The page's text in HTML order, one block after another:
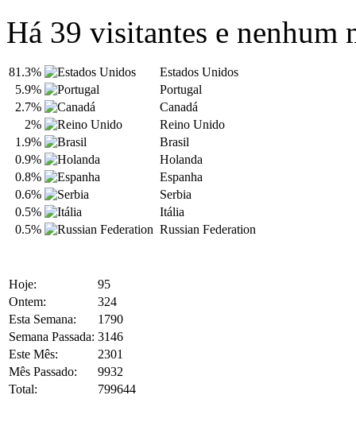
Há 39 visitantes e nenhum
81.3%
Estados Unidos
5.9%
Portugal
2.7%
Canadá
2%
Reino Unido
1.9%
Brasil
0.9%
Holanda
0.8%
Espanha
0.6%
Serbia
0.5%
Itália
0.5%
Russian Federation
Hoje:
95
Ontem:
324
Esta Semana:
1790
Semana Passada: 3146
Este Mês:
2301
Mês Passado:
9932
Total:
799644